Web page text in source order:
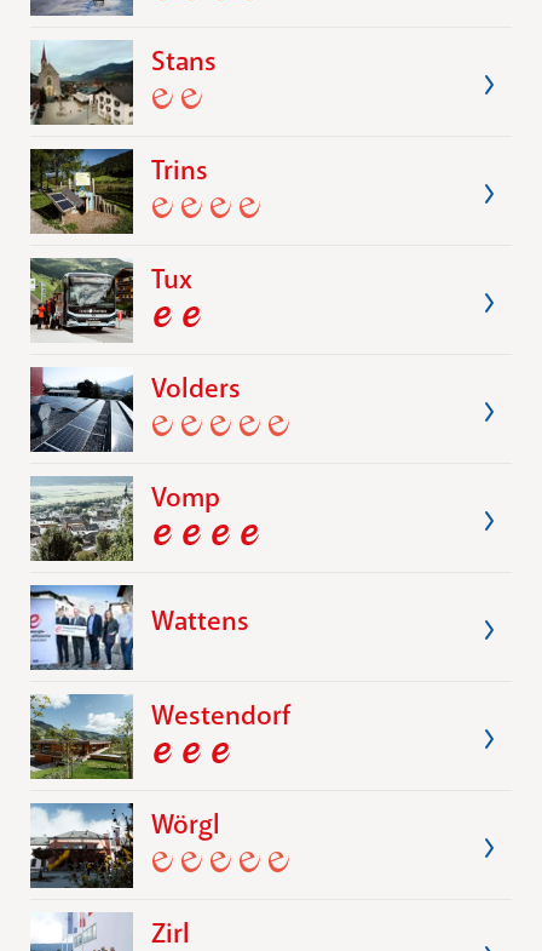
Stans
Trins
Tux
Volders
Vomp
Wattens
Westendorf
Wörgl
Zirl